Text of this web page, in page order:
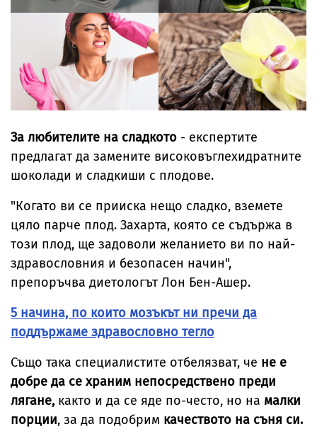
За любителите на сладкото - експертите
предлагат да замените високовъглехидратните
шоколади и сладкиши с плодове.
"Когато ви се прииска нещо сладко, вземете
цяло парче плод. Захарта, която се съдържа в
този плод, ще задоволи желанието ви по най-
здравословния и безопасен начин",
препоръчва диетологът Лон Бен-Ашер.
5 начина, по които мозъкът ни пречи да
поддържаме здравословно тегло
Също така специалистите отбелязват, че не е
добре да се храним непосредствено преди
лягане, както и да се яде по-често, но на малки
порции, за да подобрим качеството на съня си.